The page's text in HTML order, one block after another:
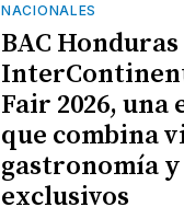
NACIONALES
BAC
Fair 2026,
que combina
gastronomía
exclusivos